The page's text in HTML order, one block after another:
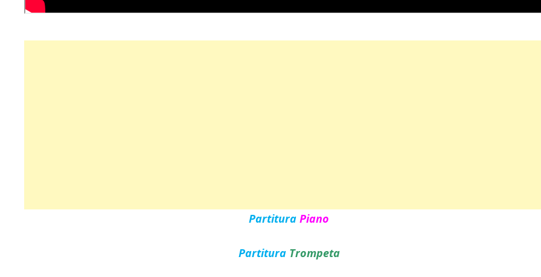
PartituraPiano
Partitura Trompeta